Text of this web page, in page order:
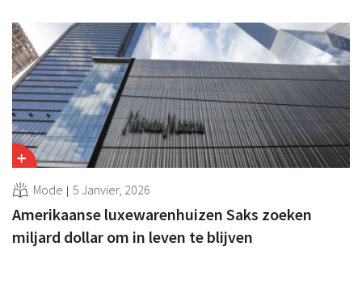
Mode 5 Janvier, 2026
Amerikaanse luxewarenhuizen Saks zoeken
miljard dollar om in leven te blijven